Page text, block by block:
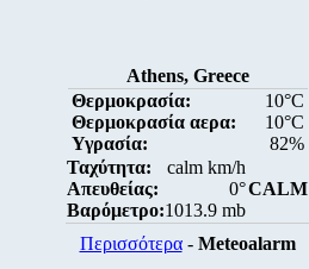
Athens, Greece
Θερμοκρασία:
10°C
Θερμοκρασία αερα:
10°C
Υγρασία:
82%
Ταχύτητα:
calm km/h
Απευθείας:
0°
Βαρόμετρο:1013.9 mb
CALM
Περισσότερα- Meteoalarm